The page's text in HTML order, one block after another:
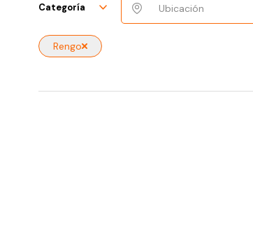
Categoría
Rengo